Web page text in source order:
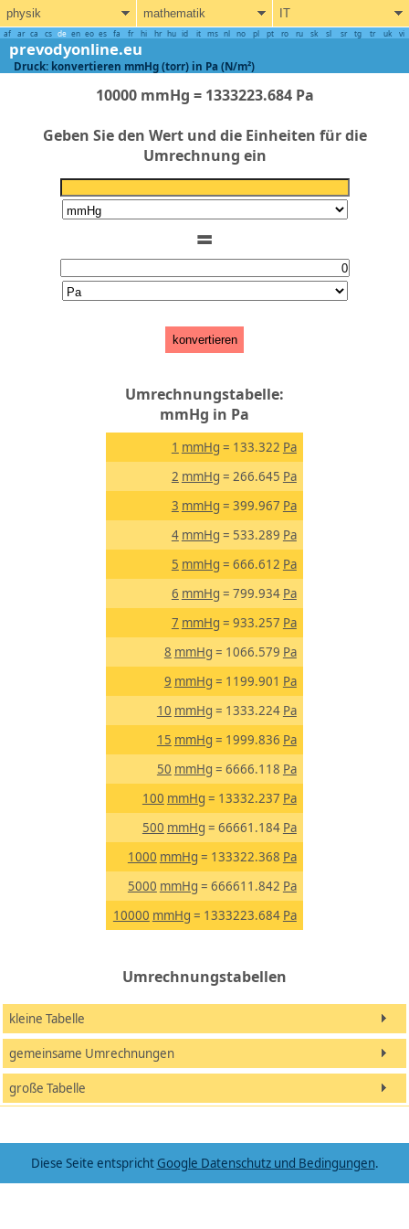
physik mathematik IT
af ar ca cs de en eo es fa fr hi hr hu id it ms nl no pl pt ro ru sk sl sr tg tr uk vi
prevodyonline.eu
Druck: konvertieren mmHg (torr) in Pa (N/m²)
10000 mmHg = 1333223.684 Pa
Geben Sie den Wert und die Einheiten für die
Umrechnung ein
=
konvertieren
Umrechnungstabelle:
mmHg in Pa
1 mmHg = 133.322 Pa
2 mmHg = 266.645 Pa
3 mmHg = 399.967 Pa
4 mmHg = 533.289 Pa
5 mmHg = 666.612 Pa
6 mmHg = 799.934 Pa
7 mmHg = 933.257 Pa
8 mmHg = 1066.579 Pa
9 mmHg = 1199.901 Pa
10 mmHg = 1333.224 Pa
15 mmHg = 1999.836 Pa
50 mmHg = 6666.118 Pa
100 mmHg = 13332.237 Pa
500 mmHg = 66661.184 Pa
1000 mmHg = 133322.368 Pa
5000 mmHg = 666611.842 Pa
10000 mmHg = 1333223.684 Pa
Umrechnungstabellen
kleine Tabelle
gemeinsame Umrechnungen
große Tabelle
Diese Seite entspricht Google Datenschutz und Bedingungen.